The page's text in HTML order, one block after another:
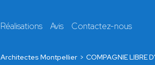
Réalisations Avis Contactez-nous
Architectes Montpellier COMPAGNIE LIBRE